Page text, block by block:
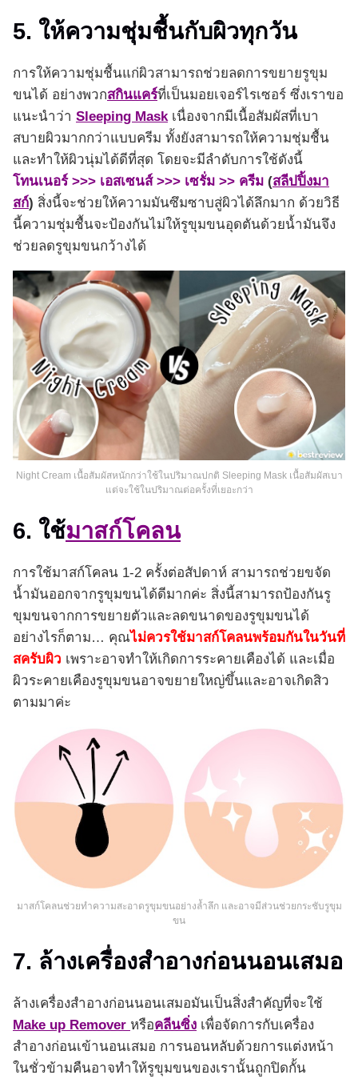
5. ให้ความชุ่มชื้นกับผิวทุกวัน
การให้ความชุ่มชื้นแก่ผิวสามารถช่วยลดการขยายรูขุม
ขนได้ อย่างพวกสกินแคร์ที่เป็นมอยเจอร์ไรเซอร์ ซึ่งเราขอ
แนะนำว่า Sleeping Mask เนื่องจากมีเนื้อสัมผัสที่เบา
สบายผิวมากกว่าแบบครีม ทั้งยังสามารถให้ความชุ่มชื้น
และทำให้ผิวนุ่มได้ดีที่สุด โดยจะมีลำดับการใช้ดังนี้
โทนเนอร์ >>> เอสเซนส์ >>> เซรั่ม >> ครีม (สลีปปิ้งมา
สก์) สิ่งนี้จะช่วยให้ความมันซึมซาบสู่ผิวได้ลึกมาก ด้วยวิธี
นี้ความชุ่มชื้นจะป้องกันไม่ให้รูขุมขนอุดตันด้วยน้ำมันจึง
ช่วยลดรูขุมขนกว้างได้
Night Cream เนื้อสัมผัสหนักกว่าใช้ในปริมาณปกติ Sleeping Mask เนื้อสัมผัสเบา
แต่จะใช้ในปริมาณต่อครั้งที่เยอะกว่า
6. ใช้มาสก์โคลน
การใช้มาสก์โคลน 1-2 ครั้งต่อสัปดาห์ สามารถช่วยขจัด
น้ำมันออกจากรูขุมขนได้ดีมากค่ะ สิ่งนี้สามารถป้องกันรู
ขุมขนจากการขยายตัวและลดขนาดของรูขุมขนได้
อย่างไรก็ตาม… คุณไม่ควรใช้มาสก์โคลนพร้อมกันในวันที่
สครับผิว เพราะอาจทำให้เกิดการระคายเคืองได้ และเมื่อ
ผิวระคายเคืองรูขุมขนอาจขยายใหญ่ขึ้นและอาจเกิดสิว
ตามมาค่ะ
มาสก์โคลนช่วยทำความสะอาดรูขุมขนอย่างล้ำลึก และอาจมีส่วนช่วยกระชับรูขุม
ขน
7. ล้างเครื่องสำอางก่อนนอนเสมอ
ล้างเครื่องสำอางก่อนนอนเสมอมันเป็นสิ่งสำคัญที่จะใช้
Make up Remover หรือคลีนซิ่ง เพื่อจัดการกับเครื่อง
สำอางก่อนเข้านอนเสมอ การนอนหลับด้วยการแต่งหน้า
ในชั่วข้ามคืนอาจทำให้รูขุมขนของเรานั้นถูกปิดกั้น